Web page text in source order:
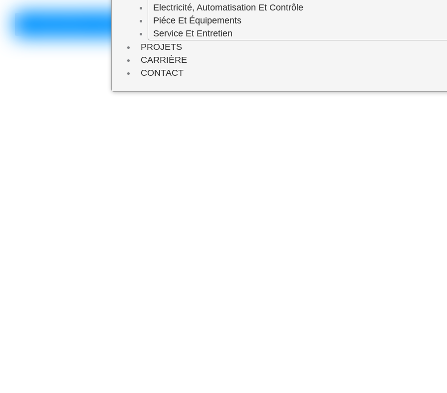
Electricité, Automatisation Et Contrôle
Piéce Et Équipements
Service Et Entretien
PROJETS
CARRIÈRE
CONTACT